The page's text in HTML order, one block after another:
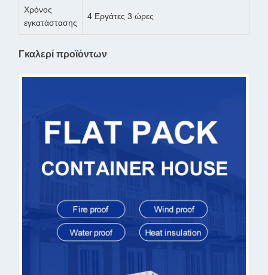
Χρόνος
εγκατάστασης
4 Εργάτες 3 ώρες
Γκαλερί προϊόντων